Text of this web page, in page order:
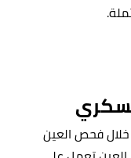
فحص العين